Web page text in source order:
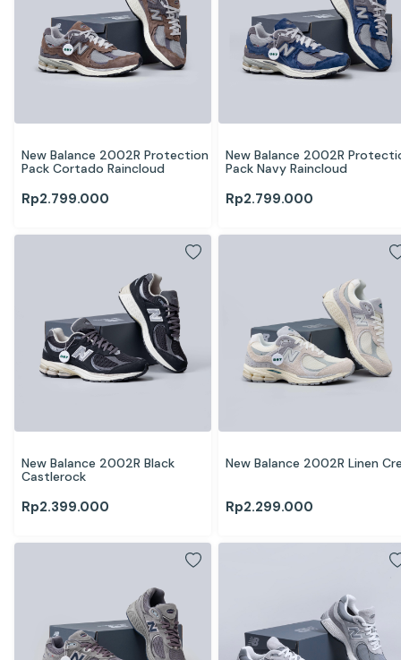
New Balance 2002R Protection
Pack Cortado Raincloud
Rp2.799.000
New Balance 2002R
Pack Navy Raincloud
Rp2.799.000
New Balance 2002R Black
Castlerock
Rp2.399.000
New Balance 2002R Linen
Rp2.299.000